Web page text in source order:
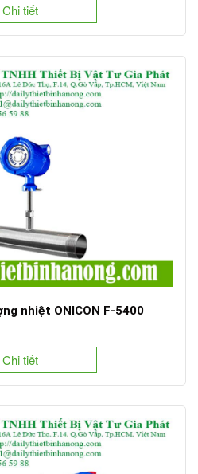
Chi tiết
nhiệt ONICON F-5400
Chi tiết